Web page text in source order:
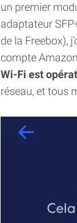
un premier
adaptateur
de la Freebox),
compte
Wi-Fi est
réseau, et tous